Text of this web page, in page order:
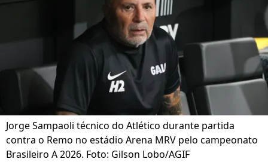
Jorge Sampaoli técnico do Atlético durante partida
contra o Remo no estádio Arena MRV pelo campeonato
Brasileiro A 2026. Foto: Gilson Lobo/AGIF